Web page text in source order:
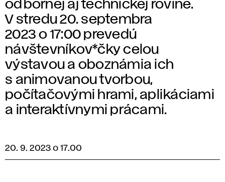
odbornej aj technickej rovine.
V stredu 20. septembra
2023 o 17:00 prevedú
návštevníkov*čky celou
výstavou a oboznámia ich
s animovanou tvorbou,
počítačovými hrami, aplikáciami
a interaktívnymi prácami.
20. 9. 2023 o 17.00